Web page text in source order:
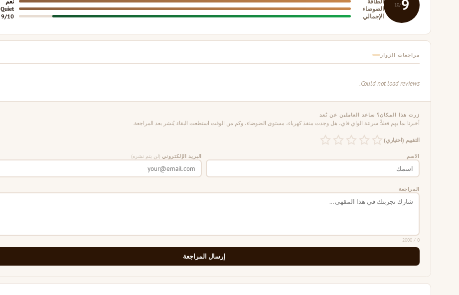
9
/10
الضوضاء
Quiet
الإجمالي
9/10
مراجعات الزوار
Could not load reviews.
زرت هذا المكان؟ ساعد العاملين عن بُعد
أخبرنا بما يهم فعلاً: سرعة الواي فاي، هل وجدت منفذ كهرباء، مستوى الضوضاء، وكم من الوقت استطعت البقاء. يُنشر بعد المراجعة.
التقييم (اختياري)
الاسم البريد الإلكتروني (لن يتم نشره)
المراجعة
0
/ 2000
إرسال المراجعة